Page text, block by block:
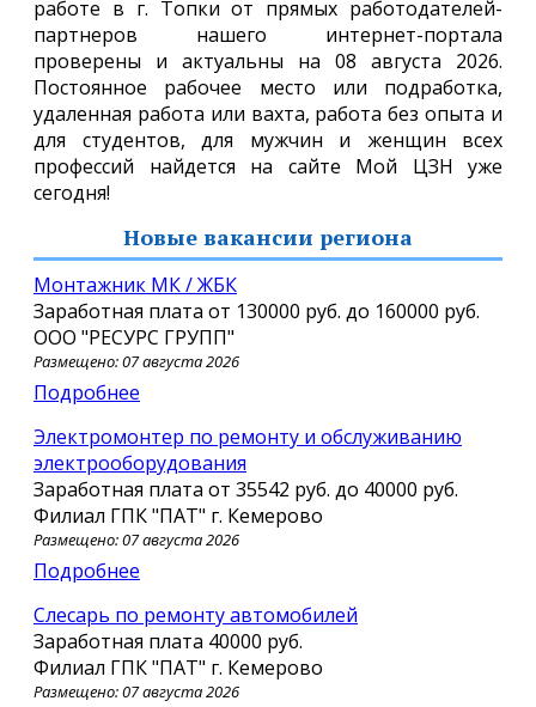
работе в г. Топки от прямых работодателей-
партнеров нашего интернет-портала
проверены и актуальны на 08 августа 2026.
Постоянное рабочее место или подработка,
удаленная работа или вахта, работа без опыта и
для студентов, для мужчин и женщин всех
профессий найдется на сайте Мой ЦЗН уже
сегодня!
Новые вакансии региона
Монтажник МК / ЖБК
Заработная плата от 130000 руб. до 160000 руб.
ООО "РЕСУРС ГРУПП"
Размещено: 07 августа 2026
Подробнее
Электромонтер по ремонту и обслуживанию
электрооборудования
Заработная плата от 35542 руб. до 40000 руб.
Филиал ГПК "ПАТ" г. Кемерово
Размещено: 07 августа 2026
Подробнее
Слесарь по ремонту автомобилей
Заработная плата 40000 руб.
Филиал ГПК "ПАТ" г. Кемерово
Размещено: 07 августа 2026